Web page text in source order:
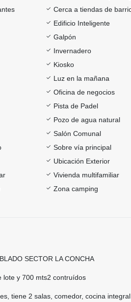
Cerca a tiendas de
Edificio Inteligente
Galpón
Invernadero
Kiosko
Luz en la mañana
Oficina de negocios
Pista de Padel
Pozo de agua natural
Salón Comunal
Sobre vía principal
Ubicación Exterior
Vivienda multifamiliar
Zona camping
SECTOR LA CONCHA
lote y 700 mts2 contruídos
tiene 2 salas, comedor, cocina